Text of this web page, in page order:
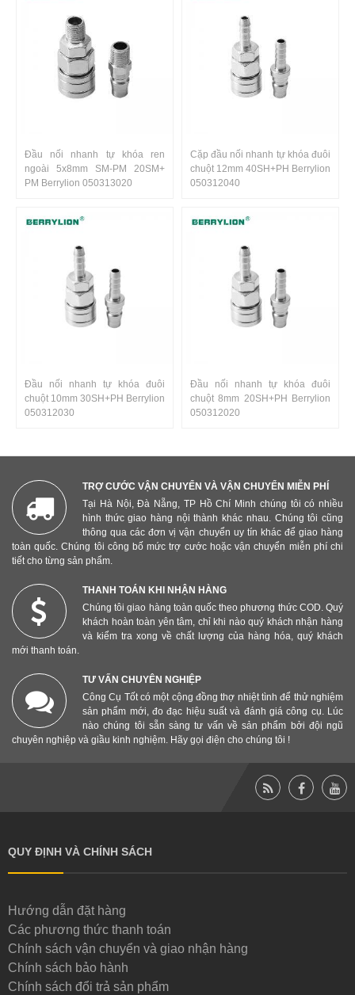
Đầu nối nhanh tự khóa ren
ngoài 5x8mm SM-PM 20SM+
PM Berrylion 050313020
Cặp đầu nối nhanh tự khóa đuôi
chuột 12mm 40SH+PH Berrylion
050312040
Đầu nối nhanh tự khóa đuôi
chuột 10mm 30SH+PH Berrylion
050312030
Đầu nối nhanh tự khóa đuôi
chuột 8mm 20SH+PH Berrylion
050312020
TRỢ CƯỚC VẬN CHUYỂN VÀ VẬN CHUYỂN MIỄN PHÍ
Tại Hà Nội, Đà Nẵng, TP Hồ Chí Minh chúng tôi có nhiều
hình thức giao hàng nội thành khác nhau. Chúng tôi cũng
thông qua các đơn vị vận chuyển uy tín khác để giao hàng
toàn quốc. Chúng tôi công bố mức trợ cước hoặc vận chuyển miễn phí chi
tiết cho từng sản phẩm.
THANH TOÁN KHI NHẬN HÀNG
Chúng tôi giao hàng toàn quốc theo phương thức COD. Quý
khách hoàn toàn yên tâm, chỉ khi nào quý khách nhận hàng
và kiểm tra xong về chất lượng của hàng hóa, quý khách
mới thanh toán.
TƯ VẤN CHUYÊN NGHIỆP
Công Cụ Tốt có một cộng đồng thợ nhiệt tình để thử nghiệm
sản phẩm mới, đo đạc hiệu suất và đánh giá công cụ. Lúc
nào chúng tôi sẵn sàng tư vấn về sản phẩm bởi đội ngũ
chuyên nghiệp và giầu kinh nghiệm. Hãy gọi điện cho chúng tôi !
QUY ĐỊNH VÀ CHÍNH SÁCH
Hướng dẫn đặt hàng
Các phương thức thanh toán
Chính sách vận chuyển và giao nhận hàng
Chính sách bảo hành
Chính sách đổi trả sản phẩm